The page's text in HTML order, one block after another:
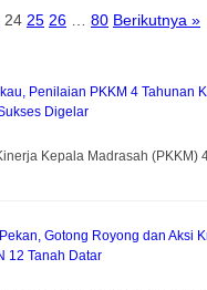
24 25 26 80 Berikutnya »
Penilaian PKKM 4 Tahunan
Digelar
Kepala Madrasah (PKKM)
Gotong Royong dan Aksi
12 Tanah Datar